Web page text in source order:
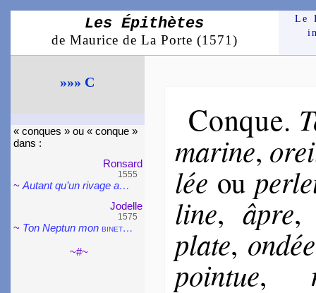
Les Épithètes
de Maurice de La Porte (1571)
Le
»»» C
« conques » ou « conque »
dans :
Ron­sard
1555
~Autant qu’un rivage a…
Jo­delle
1575
~ Ton Neptun monbinet…
~#~
Conque.
ma­rine,
lée ou
line, âpre
plate, on­dée
poin­tue,